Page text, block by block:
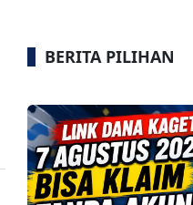
BERITA PILIHAN